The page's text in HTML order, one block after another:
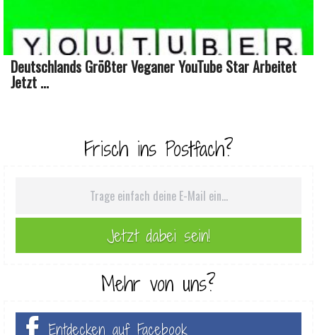
Deutschlands Größter Veganer YouTube Star Arbeitet
Jetzt ...
Frisch ins Postfach?
Mehr von uns?
Entdecken auf Facebook